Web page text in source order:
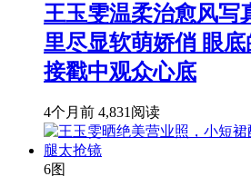
王玉雯温柔治愈风写
里尽显软萌娇俏 眼
接戳中观众心底
4个月前 4,831阅读
6图